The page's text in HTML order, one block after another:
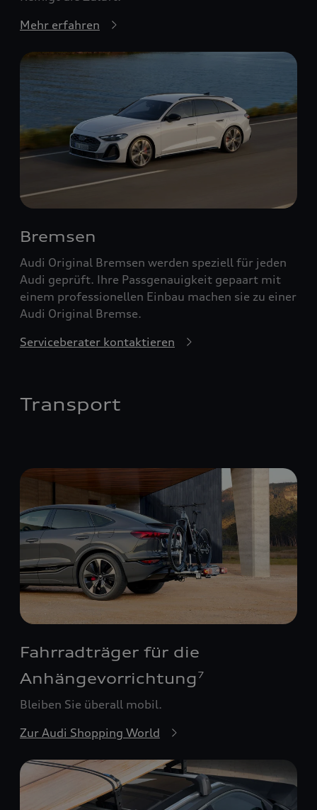
Mehr erfahren
Bremsen
Audi Original Bremsen werden speziell für jeden
Audi geprüft. Ihre Passgenauigkeit gepaart mit
einem professionellen Einbau machen sie zu einer
Audi Original Bremse.
Serviceberater kontaktieren
Transport
Fahrradträger für die
Anhängevorrichtung 7
Bleiben Sie überall mobil.
Zur Audi Shopping World